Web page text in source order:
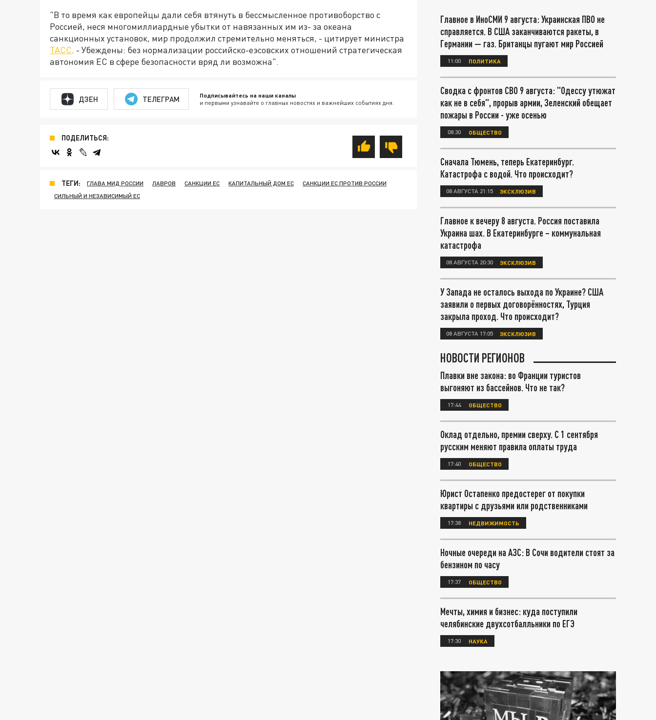
"В то время как европейцы дали себя втянуть в бессмысленное противоборство с
Россией, неся многомиллиардные убытки от навязанных им из- за океана
санкционных установок, мир продолжил стремительно меняться, - цитирует министра
ТАСС. - Убеждены: без нормализации российско-еэсовских отношений стратегическая
автономия ЕС в сфере безопасности вряд ли возможна".
ДЗЕН ТЕЛЕГРАМ Подписывайтесь на наши каналы
и первыми узнавайте о главных новостях и важнейших событиях дня.
ПОДЕЛИТЬСЯ:
ТЕГИ: ГЛАВА МИД РОССИИ ЛАВРОВ САНКЦИИ ЕС КАПИТАЛЬНЫЙ ДОМ ЕС
САНКЦИИ ЕС ПРОТИВ РОССИИ
СИЛЬНЫЙ И НЕЗАВИСИМЫЙ ЕС
Главное в ИноСМИ 9 августа: Украинская ПВО не
справляется. В США заканчиваются ракеты, в
Германии — газ. Британцы пугают мир Россией
11:00 ПОЛИТИКА
Сводка с фронтов СВО 9 августа: "Одессу утюжат
как не в себя", прорыв армии, Зеленский обещает
пожары в России - уже осенью
08:30 ОБЩЕСТВО
Сначала Тюмень, теперь Екатеринбург.
Катастрофа с водой. Что происходит?
08 АВГУСТА 21:15 ЭКСКЛЮЗИВ
Главное к вечеру 8 августа. Россия поставила
Украина шах. В Екатеринбурге – коммунальная
катастрофа
08 АВГУСТА 20:30 ЭКСКЛЮЗИВ
У Запада не осталось выхода по Украине? США
заявили о первых договорённостях, Турция
закрыла проход. Что происходит?
08 АВГУСТА 17:05 ЭКСКЛЮЗИВ
НОВОСТИ РЕГИОНОВ
Плавки вне закона: во Франции туристов
выгоняют из бассейнов. Что не так?
17:44 ОБЩЕСТВО
Оклад отдельно, премии сверху. С 1 сентября
русским меняют правила оплаты труда
17:40 ОБЩЕСТВО
Юрист Остапенко предостерег от покупки
квартиры с друзьями или родственниками
17:38 НЕДВИЖИМОСТЬ
Ночные очереди на АЗС: В Сочи водители стоят за
бензином по часу
17:37 ОБЩЕСТВО
Мечты, химия и бизнес: куда поступили
челябинские двухсотбалльники по ЕГЭ
17:30 НАУКА